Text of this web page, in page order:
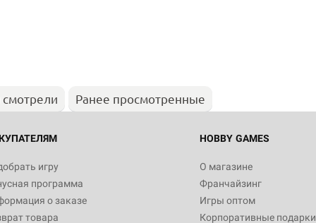
Ранее просмотренные
игру
программа
о заказе
товара
HOBBY GAMES
О магазине
Франчайзинг
Игры оптом
Корпоративные подарки